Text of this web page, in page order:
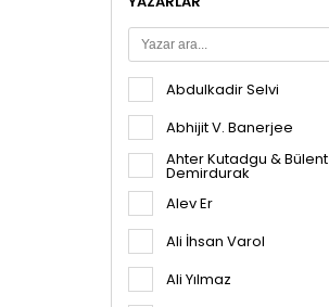
Şiir
Tarih
Yemek
Polisiye - Gerilim
Diğer Kitaplar
Abdulkadir Selvi
Abhijit V. Banerjee
Ahter Kutadgu & Bülent
Demirdurak
Alev Er
Ali İhsan Varol
Ali Yılmaz